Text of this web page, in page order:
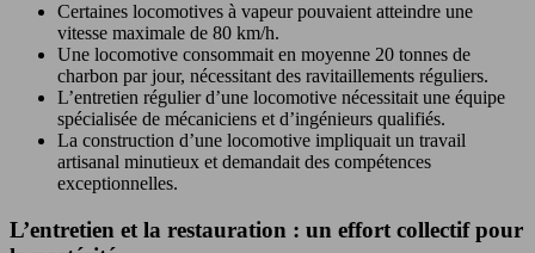
Certaines locomotives à vapeur pouvaient atteindre une
vitesse maximale de 80 km/h.
Une locomotive consommait en moyenne 20 tonnes de
charbon par jour, nécessitant des ravitaillements réguliers.
L’entretien régulier d’une locomotive nécessitait une équipe
spécialisée de mécaniciens et d’ingénieurs qualifiés.
La construction d’une locomotive impliquait un travail
artisanal minutieux et demandait des compétences
exceptionnelles.
L’entretien et la restauration : un effort collectif pour